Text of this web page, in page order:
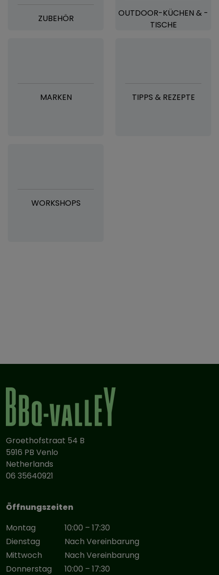
ZUBEHÖR
OUTDOOR-KÜCHEN & -
TISCHE
MARKEN TIPPS & REZEPTE
WORKSHOPS
Groethofstraat 54 B
5916 PB Venlo
Netherlands
06 35640921
Öffnungszeiten
Montag
10:00 – 17:30
Dienstag
Nach Vereinbarung
Mittwoch
Nach Vereinbarung
Donnerstag
10:00 – 17:30